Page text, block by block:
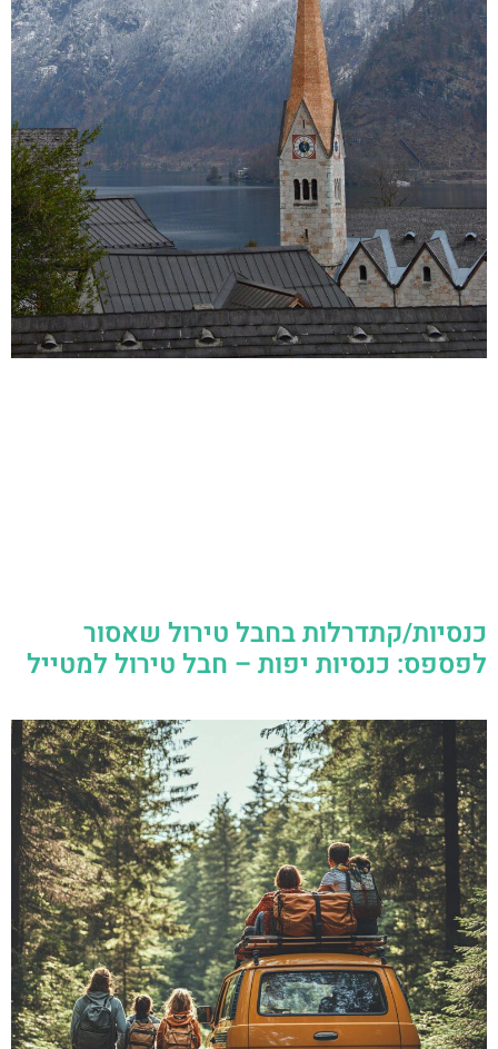
כנסיות/קתדרלות בחבל טירול שאסור
לפספס: כנסיות יפות – חבל טירול למטייל